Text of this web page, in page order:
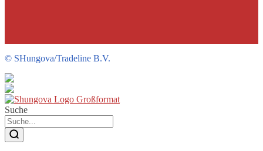
© SHungova/Tradeline B.V.
Suche